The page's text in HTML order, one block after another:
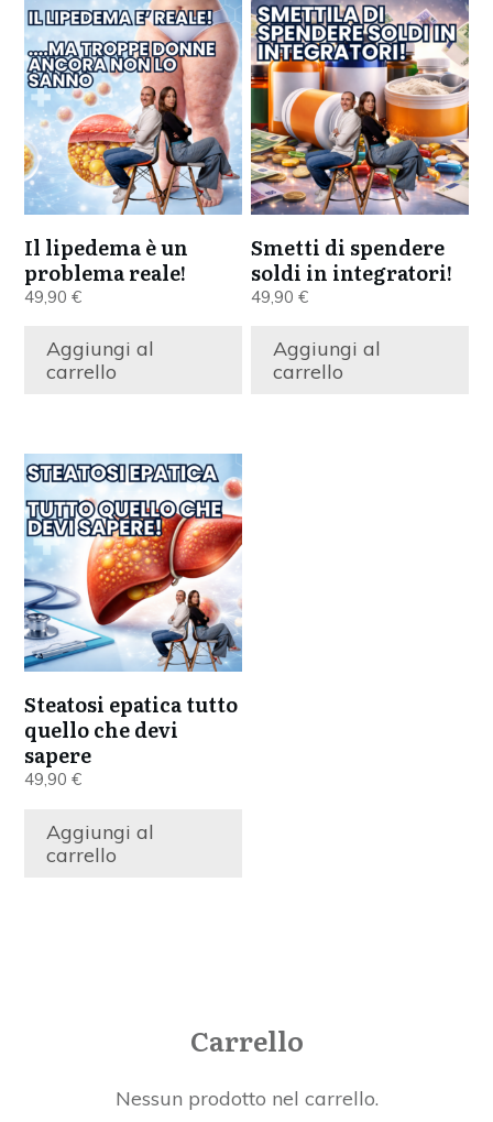
Il lipedema è un
problema reale!
49,90 €
Aggiungi al
carrello
Smetti di spendere
soldi in integratori!
49,90€
Aggiungi al
carrello
Steatosi epatica tutto
quello che devi
sapere
49,90 €
Aggiungi al
carrello
Carrello
Nessun prodotto nel carrello.